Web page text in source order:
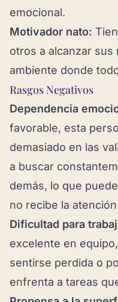
emocional.
Motivador nato:
otros a alcanzar
ambiente donde
Rasgos Negativos
Dependencia
favorable, esta
demasiado en las
a buscar
demás, lo que
no recibe la
Dificultad para
excelente en
sentirse perdida o
enfrenta a tareas